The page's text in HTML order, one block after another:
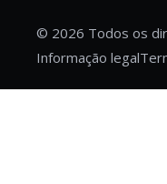
© 2026 Todos os
Informação legal